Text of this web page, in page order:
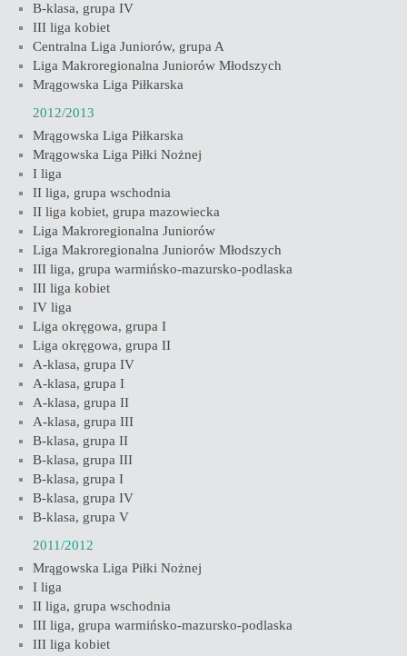
B-klasa, grupa IV
III liga kobiet
Centralna Liga Juniorów, grupa A
Liga Makroregionalna Juniorów Młodszych
Mrągowska Liga Piłkarska
2012/2013
Mrągowska Liga Piłkarska
Mrągowska Liga Piłki Nożnej
I liga
II liga, grupa wschodnia
II liga kobiet, grupa mazowiecka
Liga Makroregionalna Juniorów
Liga Makroregionalna Juniorów Młodszych
III liga, grupa warmińsko-mazursko-podlaska
III liga kobiet
IV liga
Liga okręgowa, grupa I
Liga okręgowa, grupa II
A-klasa, grupa IV
A-klasa, grupa I
A-klasa, grupa II
A-klasa, grupa III
B-klasa, grupa II
B-klasa, grupa III
B-klasa, grupa I
B-klasa, grupa IV
B-klasa, grupa V
2011/2012
Mrągowska Liga Piłki Nożnej
I liga
II liga, grupa wschodnia
III liga, grupa warmińsko-mazursko-podlaska
III liga kobiet